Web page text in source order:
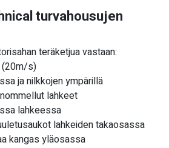
turvahousujen
teräketjua vastaan:
(20m/s)
ja nilkkojen ympärillä
lahkeet
lahkeessa
lahkeiden takaosassa
kangas yläosassa